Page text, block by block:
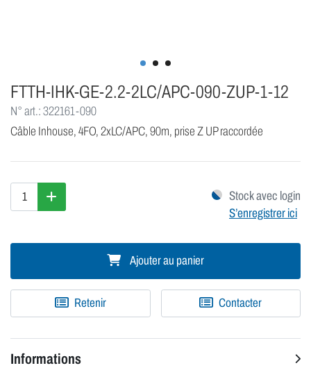
FTTH-IHK-GE-2.2-2LC/APC-090-ZUP-1-12
N° art.: 322161-090
Câble Inhouse, 4FO, 2xLC/APC, 90m, prise Z UP raccordée
Stock avec login
S’enregistrer ici
Ajouter au panier
Retenir Contacter
Informations